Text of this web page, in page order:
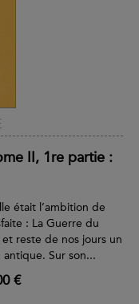
II, 1re partie :
était l’ambition de
: La Guerre du
et reste de nos jours un
Sur son...
€